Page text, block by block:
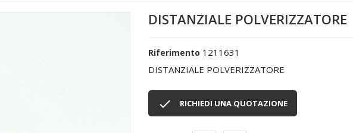
DISTANZIALE POLVERIZZATORE
Riferimento 1211631
DISTANZIALE POLVERIZZATORE
 RICHIEDI UNA QUOTAZIONE